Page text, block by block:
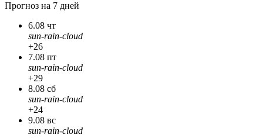
Прогноз на 7 дней
6.08 чт
sun-rain-cloud
+26
7.08 пт
sun-rain-cloud
+29
8.08 сб
sun-rain-cloud
+24
9.08 вс
sun-rain-cloud